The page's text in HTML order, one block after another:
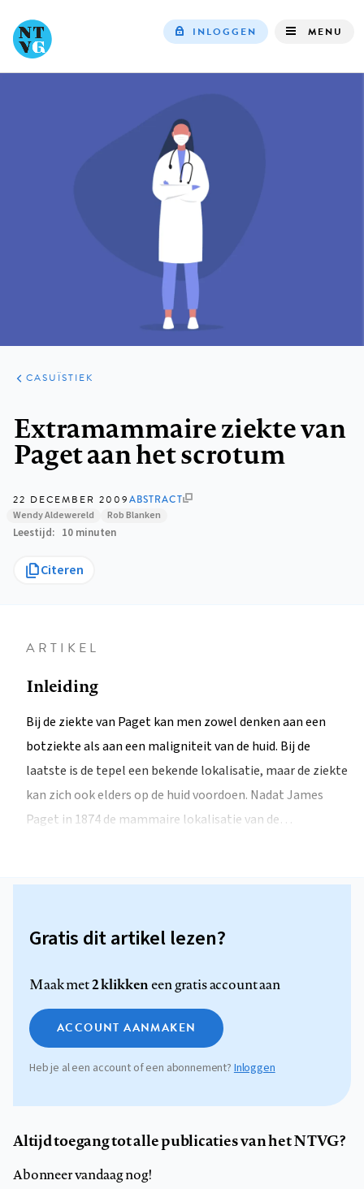
INLOGGEN MENU
ARTIKELEN
PRAKTIJK
CASUÏSTIEK
Extramammaire ziekte van
Paget aan het scrotum
22 DECEMBER 2009ABSTRACT
Wendy Aldewereld
Rob Blanken
Leestijd 10 minuten
Citeren
ARTIKEL
Inleiding
Bij de ziekte van Paget kan men zowel denken aan een
botziekte als aan een maligniteit van de huid. Bij de
laatste is de tepel een bekende lokalisatie, maar de ziekte
kan zich ook elders op de huid voordoen. Nadat James
Paget in 1874 de mammaire lokalisatie van de…
Gratis dit artikel lezen?
Maak met2 klikkeneen gratis account aan
ACCOUNT AANMAKEN
Heb je al een account of een abonnement? Inloggen
Altijd toegang tot alle publicaties van het NTVG?
Abonneer vandaag nog!